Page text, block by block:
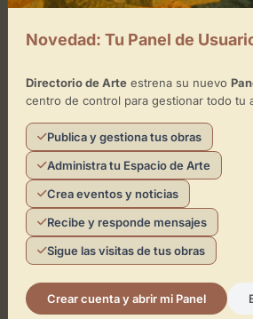
Ubicación de
Cómo llegar
CabañArte
+
−
Activar Mapa
Novedad: Tu Panel de
Directorio de Arteestrena su nuevo
centro de control para gestionar todo tu
Publica y gestiona tus obras
Administra tu Espacio de Arte
Crea eventos y noticias
Recibe y responde mensajes
Sigue las visitas de tus obras
Crear cuenta y abrir mi Panel